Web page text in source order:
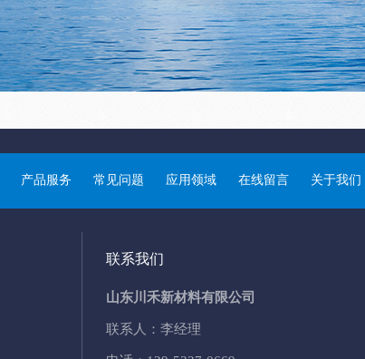
产品服务 常见问题 应用领域 在线留言 关于我们
联系我们
山东川禾新材料有限公司
联系人：李经理